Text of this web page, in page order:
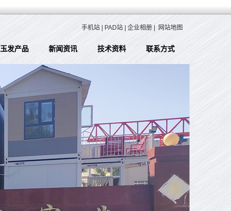
手机站 PAD站 企业相册 网站地图
玉发产品 新闻资讯 技术资料 联系方式